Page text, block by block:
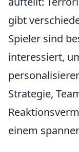
gibt
Spieler sind
interessiert,
Strategie,
einem